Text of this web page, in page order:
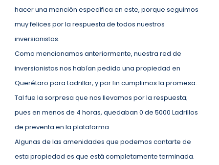
hacer una mención específica en este, porque seguimos
muy felices por la respuesta de todos nuestros
inversionistas.
Como mencionamos anteriormente, nuestra red de
inversionistas nos habían pedido una propiedad en
Querétaro para Ladrillar, y por fin cumplimos la promesa.
Tal fue la sorpresa que nos llevamos por la respuesta;
pues en menos de 4 horas, quedaban 0 de 5000 Ladrillos
de preventa en la plataforma.
Algunas de las amenidades que podemos contarte de
esta propiedad es que está completamente terminada.